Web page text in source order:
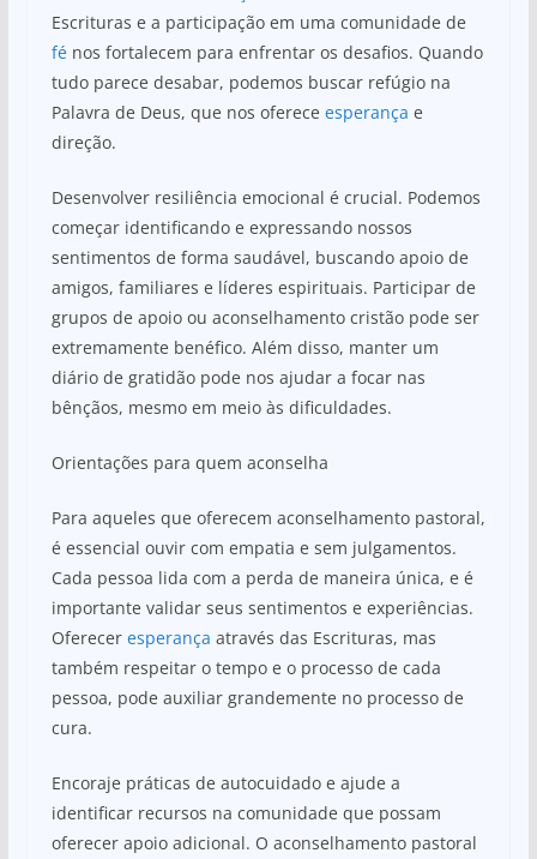
Escrituras e a participação em uma comunidade de
fénos fortalecem para enfrentar os desafios. Quando
tudo parece desabar, podemos buscar refúgio na
Palavra de Deus, que nos oferece esperança e
direção.
Desenvolver resiliência emocional é crucial. Podemos
começar identificando e expressando nossos
sentimentos de forma saudável, buscando apoio de
amigos, familiares e líderes espirituais. Participar de
grupos de apoio ou aconselhamento cristão pode ser
extremamente benéfico. Além disso, manter um
diário de gratidão pode nos ajudar a focar nas
bênçãos, mesmo em meio às dificuldades.
Orientações para quem aconselha
Para aqueles que oferecem aconselhamento pastoral,
é essencial ouvir com empatia e sem julgamentos.
Cada pessoa lida com a perda de maneira única, e é
importante validar seus sentimentos e experiências.
Oferecer esperança através das Escrituras, mas
também respeitar o tempo e o processo de cada
pessoa, pode auxiliar grandemente no processo de
cura.
Encoraje práticas de autocuidado e ajude a
identificar recursos na comunidade que possam
oferecer apoio adicional. O aconselhamento pastoral